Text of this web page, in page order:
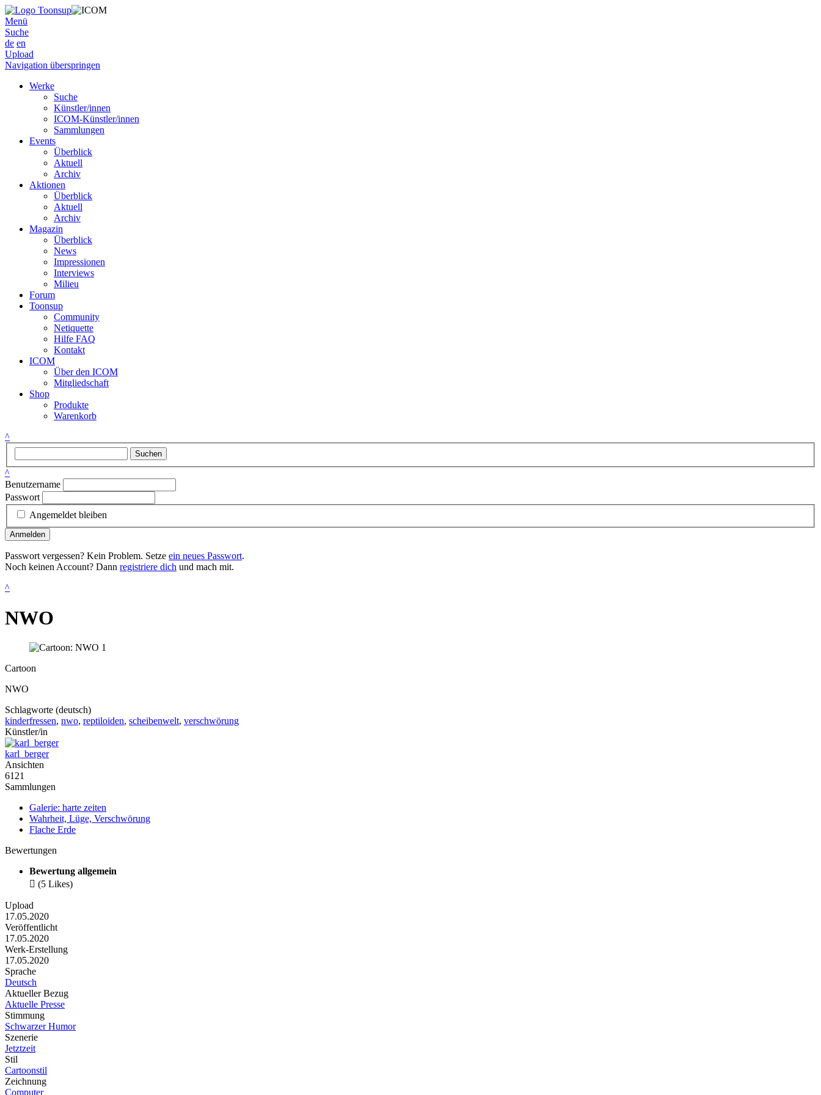
Menü
Suche
de en
Upload
Navigation überspringen
Werke
Suche
Künstler/innen
ICOM-Künstler/innen
Sammlungen
Events
Überblick
Aktuell
Archiv
Aktionen
Überblick
Aktuell
Archiv
Magazin
Überblick
News
Impressionen
Interviews
Milieu
Forum
Toonsup
Community
Netiquette
Hilfe FAQ
Kontakt
ICOM
Über den ICOM
Mitgliedschaft
Shop
Produkte
Warenkorb
^
Suchen
^
Benutzername
Passwort
Angemeldet bleiben
Anmelden
Passwort vergessen? Kein Problem. Setze ein neues Passwort.
Noch keinen Account? Dann registriere dich und mach mit.
^
NWO
Cartoon
NWO
Schlagworte (deutsch)
kinderfressen, nwo, reptiloiden, scheibenwelt, verschwörung
Künstler/in
karl_berger
Ansichten
6121
Sammlungen
Galerie: harte zeiten
Wahrheit, Lüge, Verschwörung
Flache Erde
Bewertungen
Bewertung allgemein
 (5 Likes)
Upload
17.05.2020
Veröffentlicht
17.05.2020
Werk-Erstellung
17.05.2020
Sprache
Deutsch
Aktueller Bezug
Aktuelle Presse
Stimmung
Schwarzer Humor
Szenerie
Jetztzeit
Stil
Cartoonstil
Zeichnung
Computer